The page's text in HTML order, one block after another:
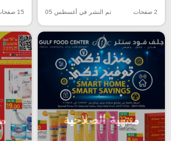
2 صفحات تم النشر في أغسطس 05 15 صفحات
منتهية الصلاحية